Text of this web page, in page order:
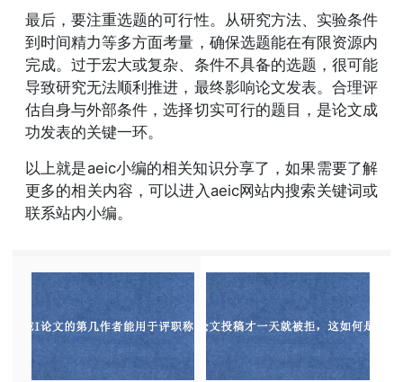
最后，要注重选题的可行性。从研究方法、实验条件
到时间精力等多方面考量，确保选题能在有限资源内
完成。过于宏大或复杂、条件不具备的选题，很可能
导致研究无法顺利推进，最终影响论文发表。合理评
估自身与外部条件，选择切实可行的题目，是论文成
功发表的关键一环。
以上就是aeic小编的相关知识分享了，如果需要了解
更多的相关内容，可以进入aeic网站内搜索关键词或
联系站内小编。